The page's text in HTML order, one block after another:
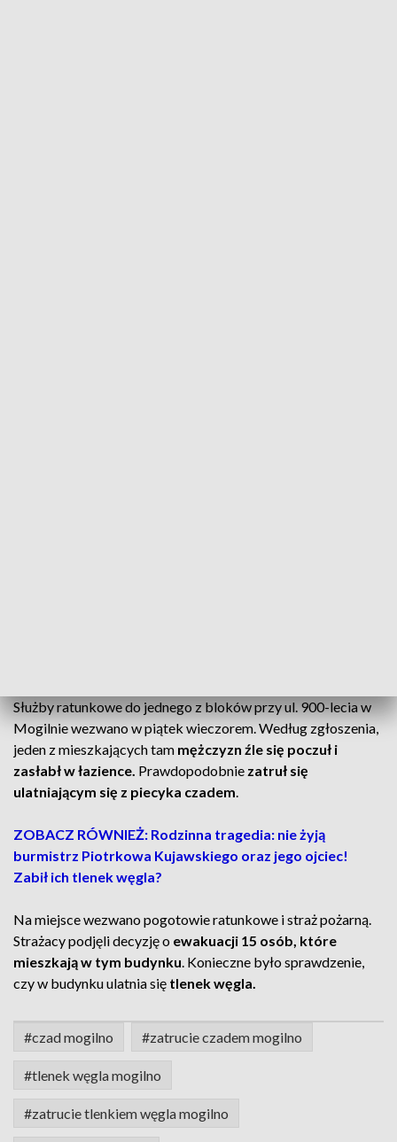
Służby ratunkowe do jednego z bloków przy ul. 900-lecia w
Mogilnie wezwano w piątek wieczorem. Według zgłoszenia,
jeden z mieszkających tam mężczyzn źle się poczuł i
zasłabł w łazience. Prawdopodobnie zatruł się
ulatniającym się z piecyka czadem.
ZOBACZ RÓWNIEŻ: Rodzinna tragedia: nie żyją
burmistrz Piotrkowa Kujawskiego oraz jego ojciec!
Zabił ich tlenek węgla?
Na miejsce wezwano pogotowie ratunkowe i straż pożarną.
Strażacy podjęli decyzję o ewakuacji 15 osób, które
mieszkają w tym budynku. Konieczne było sprawdzenie,
czy w budynku ulatnia się tlenek węgla.
#czad mogilno #zatrucie czadem mogilno
#tlenek węgla mogilno
#zatrucie tlenkiem węgla mogilno